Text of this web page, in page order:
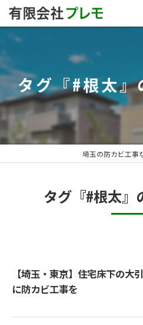
タグ『#根太』
埼玉の防カビ工事
タグ『#根太』
【埼玉・東京】住宅床下の大
に防カビ工事を